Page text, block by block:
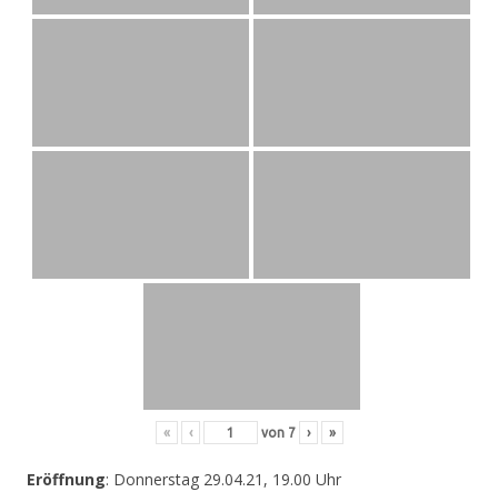
« ‹ von 7 › »
Eröffnung: Donnerstag 29.04.21, 19.00 Uhr